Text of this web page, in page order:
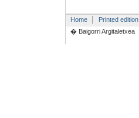
Home Printed edition
� Baigorri Argitaletxea